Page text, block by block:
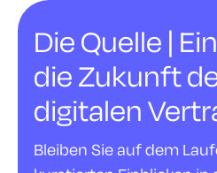
Die Quelle |
die Zukunft
digitalen
Bleiben Sie auf dem